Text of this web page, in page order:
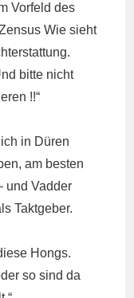
Vorfeld des
Wie sieht
bitte nicht
!!“
in Düren
am besten
und Vadder
Taktgeber.
Hongs.
so sind da